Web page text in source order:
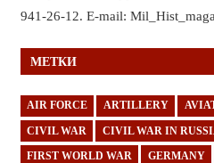
941-26-12. E-mail:
МЕТКИ
AIR FORCE ARTILLERY
CIVIL WAR CIVIL WAR IN
FIRST WORLD WAR GERMANY